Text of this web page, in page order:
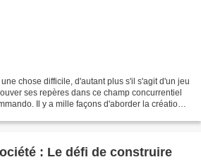
chose difficile, d'autant plus s'il s'agit d'un jeu
ses repères dans ce champ concurrentiel
Il y a mille façons d'aborder la création
: Le défi de construire